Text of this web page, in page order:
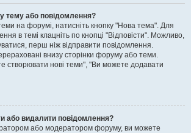
тему або повідомлення?
на форумі, натисніть кнопку "Нова тема". Для
в темі клацніть по кнопці "Відповісти". Можливо,
перш ніж відправити повідомлення.
внизу сторінки форуму або теми.
створювати нові теми", "Ви можете додавати
або видалити повідомлення?
або модератором форуму, ви можете